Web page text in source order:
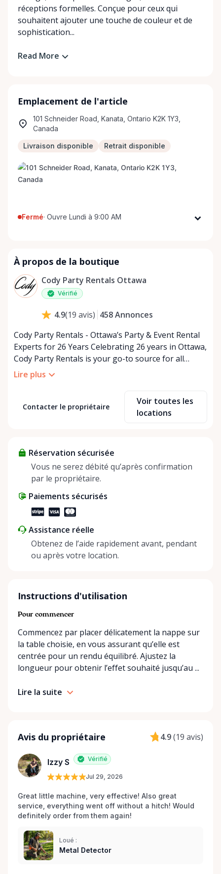
réceptions formelles. Conçue pour ceux qui
souhaitent ajouter une touche de couleur et de
sophistication...
Read More
Emplacement de l'article
101 Schneider Road, Kanata, Ontario K2K 1Y3,
Canada
Livraison disponible Retrait disponible
Fermé· Ouvre Lundi à 9:00 AM
Mercredi
Jeudi
9:00 AM - 5:00 PM
Vendredi
Dimanche
À propos de la boutique
Cody Party Rentals Ottawa
Vérifié
4.9(19 avis) 458Annonces
Cody Party Rentals - Ottawa’s Party & Event Rental
Experts for 26 Years Celebrating 26 years in Ottawa,
Cody Party Rentals is your go-to source for all
things party and event rentals. We’re proud to be a
partner of Rent Anything, expanding our offerings
At Cody Party Rentals, we believe in the power of
sharing—giving others the chance to rent out their
helping people enjoy more for less while making a
positive impact on the environment. By choosing to
share instead of buy, we’re all doing our part to
Lire plus
Contacter le propriétaire
Voir toutes les
locations
Réservation sécurisée
Vous ne serez débité qu’après confirmation
par le propriétaire.
Paiements sécurisés
Assistance réelle
Obtenez de l’aide rapidement avant, pendant
ou après votre location.
Instructions d'utilisation
Pour commencer
Commencez par placer délicatement la nappe sur
la table choisie, en vous assurant qu’elle est
centrée pour un rendu équilibré. Ajustez la
longueur pour obtenir l’effet souhaité jusqu’au ...
Lire la suite
Avis du propriétaire 4.9(19 avis)
Izzy S Vérifié
Jul 29, 2026
Great little machine, very effective! Also great
service, everything went off without a hitch! Would
definitely order from them again!
Loué :
Metal Detector